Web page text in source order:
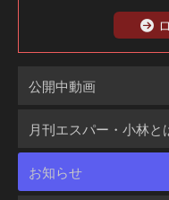
公開中動画
月刊エスパー・小林と
お知らせ